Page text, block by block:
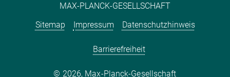
MAX-PLANCK-GESELLSCHAFT
Sitemap
Impressum Datenschutzhinweis
Barrierefreiheit
2026, Max-Planck-Gesellschaft